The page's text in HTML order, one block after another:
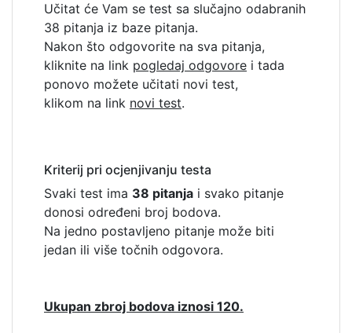
Učitat će Vam se test sa slučajno odabranih
38 pitanja iz baze pitanja.
Nakon što odgovorite na sva pitanja,
kliknite na link pogledaj odgovore i tada
ponovo možete učitati novi test,
klikom na link novi test.
Kriterij pri ocjenjivanju testa
Svaki test ima 38 pitanja i svako pitanje
donosi određeni broj bodova.
Na jedno postavljeno pitanje može biti
jedan ili više točnih odgovora.
Ukupan zbroj bodova iznosi 120.